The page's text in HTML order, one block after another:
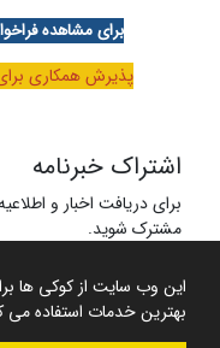
این وب سایت از کوکی ها
بهترین خدمات استفاده می
برای مشاهده
پذیرش همکاری
اشتراک خبرنامه
برای دریافت اخبار و
مشترک شوید.